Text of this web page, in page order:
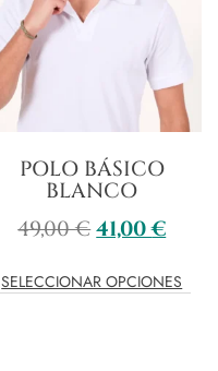
POLO BÁSICO
BLANCO
49,00€41,00€
SELECCIONAR OPCIONES